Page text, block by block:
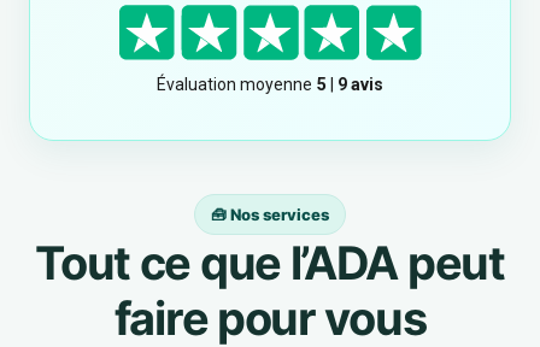
🧰 Nos services
Tout ce que l’ADA peut
faire pour vous